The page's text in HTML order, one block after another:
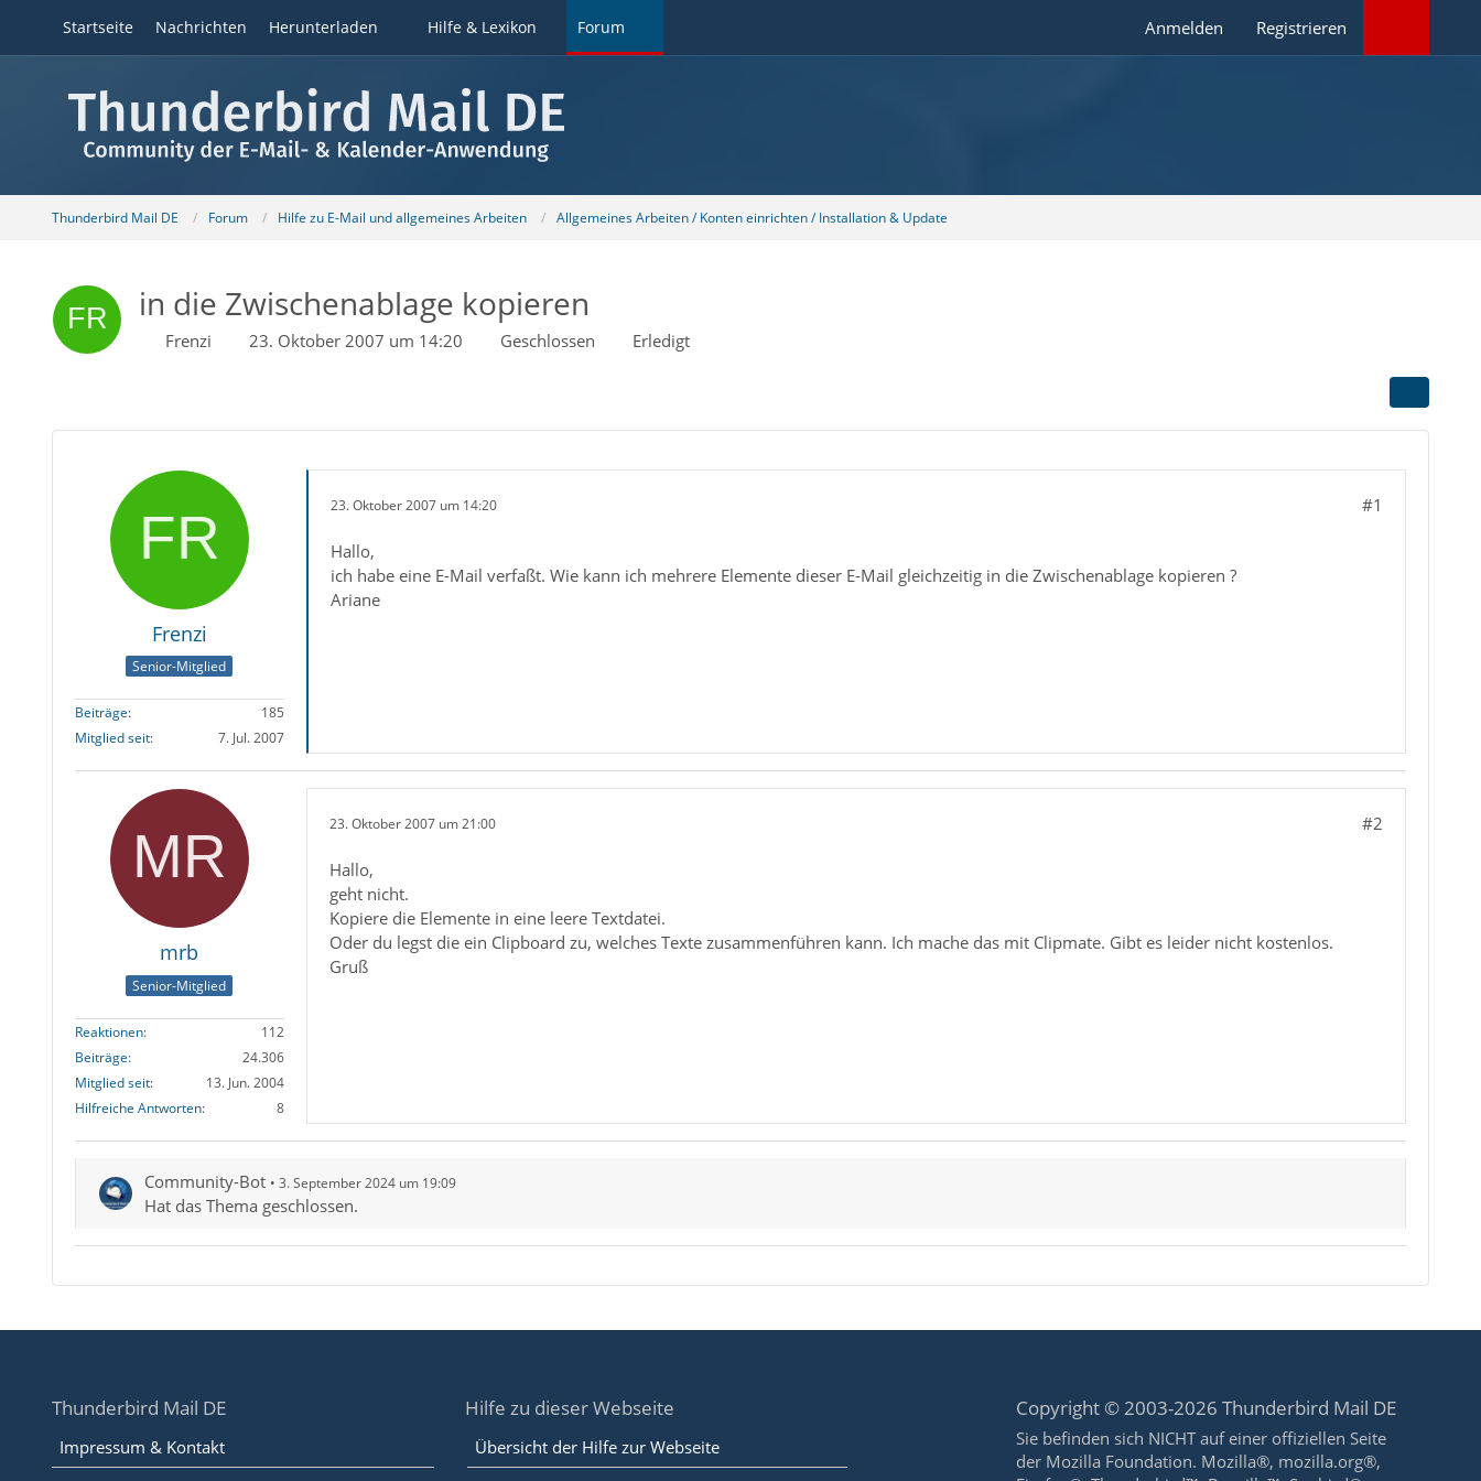
Startseite Nachrichten Herunterladen Hilfe & Lexikon Forum Anmelden Registrieren
Thunderbird Mail DE Forum Hilfe zu E-Mail und allgemeines Arbeiten Allgemeines Arbeiten / Konten einrichten / Installation & Update
in die Zwischenablage kopieren
Frenzi 23. Oktober 2007 um 14:20 Geschlossen Erledigt
Frenzi
Senior-Mitglied
Beiträge
185
Mitglied seit
7. Jul. 2007
23. Oktober 2007 um 14:20 #1
Hallo,
ich habe eine E-Mail verfaßt. Wie kann ich mehrere Elemente dieser E-Mail gleichzeitig in die Zwischenablage kopieren ?
Ariane
mrb
Senior-Mitglied
Reaktionen
112
Beiträge
24.306
Mitglied seit
13. Jun. 2004
Hilfreiche Antworten
8
23. Oktober 2007 um 21:00 #2
Hallo,
geht nicht.
Kopiere die Elemente in eine leere Textdatei.
Oder du legst die ein Clipboard zu, welches Texte zusammenführen kann. Ich mache das mit Clipmate. Gibt es leider nicht kostenlos.
Gruß
Community-Bot 3. September 2024 um 19:09
Hat das Thema geschlossen.
Thunderbird Mail DE
Impressum & Kontakt
Hilfe zu dieser Webseite
Übersicht der Hilfe zur Webseite
Copyright © 2003-2026 Thunderbird Mail DE
Sie befinden sich NICHT auf einer offiziellen Seite
der Mozilla Foundation. Mozilla®, mozilla.org®,